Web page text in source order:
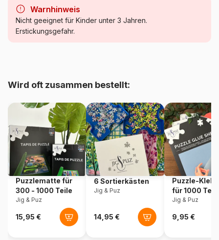
Kategorie
Puzzle - Dekoration und
Herkunft Frankreich
Artikelnummer Alipson-Puzzle-F-50054
EAN 3667232500547
Teileanzahl 500 Teile
Maße 48 x 34 cm
Warnhinweis
Nicht geeignet für Kinder unter 3 Jahren.
Erstickungsgefahr.
Wird oft zusammen bestellt:
Puzzlematte für
300 - 1000 Teile
Jig & Puz
6 Sortierkästen
Jig & Puz
Puzzle-
für 1000
Jig & Puz